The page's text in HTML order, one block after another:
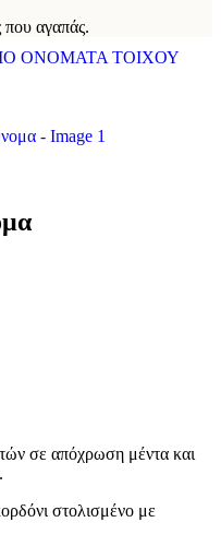
αγαπάς.
ΟΝΟΜΑΤΑ ΤΟΙΧΟΥ
σε απόχρωση μέντα και
στολισμένο με